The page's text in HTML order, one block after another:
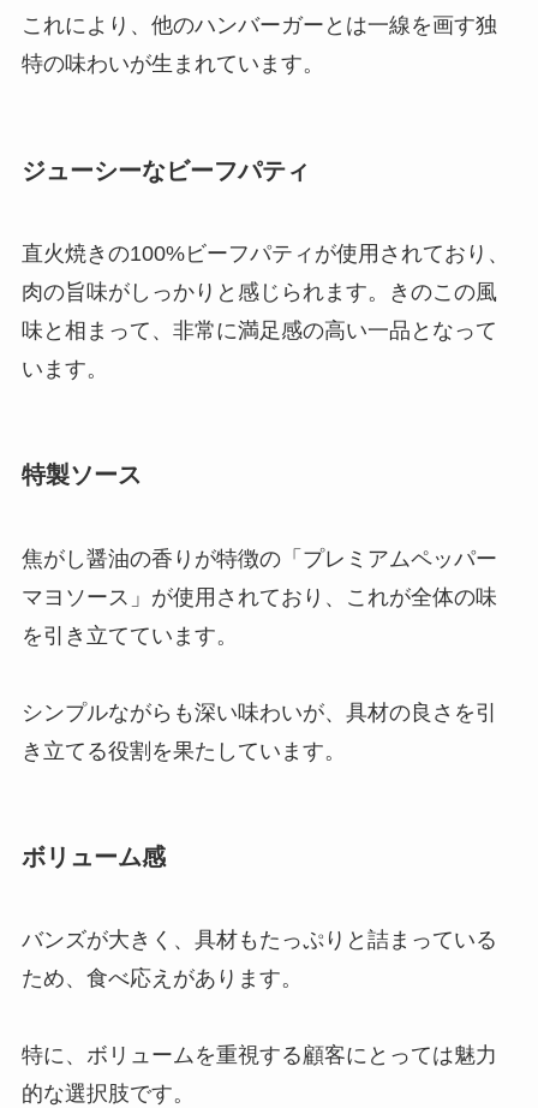
これにより、他のハンバーガーとは一線を画す独
特の味わいが生まれています。
ジューシーなビーフパティ
直火焼きの100%ビーフパティが使用されており、
肉の旨味がしっかりと感じられます。きのこの風
味と相まって、非常に満足感の高い一品となって
います。
特製ソース
焦がし醤油の香りが特徴の「プレミアムペッパー
マヨソース」が使用されており、これが全体の味
を引き立てています。
シンプルながらも深い味わいが、具材の良さを引
き立てる役割を果たしています。
ボリューム感
バンズが大きく、具材もたっぷりと詰まっている
ため、食べ応えがあります。
特に、ボリュームを重視する顧客にとっては魅力
的な選択肢です。